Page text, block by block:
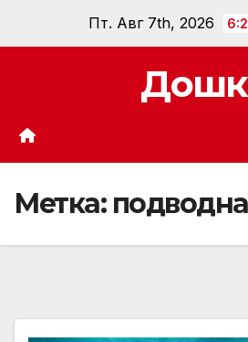
Пт. Авг 7th, 2026
Метка: